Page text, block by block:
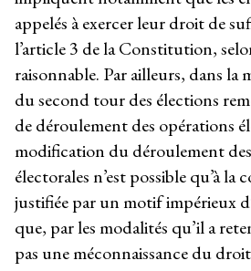
appelés à exercer leur droit de
l’article 3 de la Constitution,
raisonnable. Par ailleurs, dans la
du second tour des élections
de déroulement des opérations
modification du déroulement
électorales n’est possible qu’à la
justifiée par un motif impérieux
que, par les modalités qu’il a
pas une méconnaissance du